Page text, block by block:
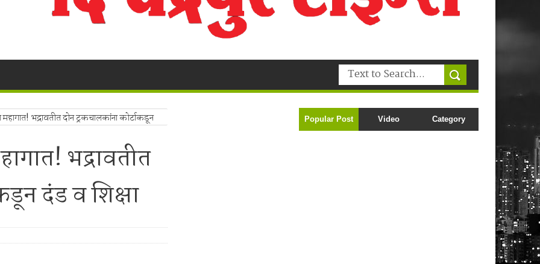
सौंदर्यीकरणाच्या कामावरून पुन्हा वाद
ग्रामीण कोट्यातून प्रवेश; सर्वोच्च न्यायालयाचा ऐतिहासिक निर्णय.
विदेशी दारू व स्विफ्ट कार जप्त, चालक पसार
प्रहार!
भद्रावती पोलिसांची धडक कारवाई
विक्रेत्याच्या घरावर मध्यरात्री धडक; १.१९३ किलो गांजा जप्त, आरोपीला
भद्रावतीत दोन ट्रकचालकांना कोर्टाकडून
भद्रावतीत
दंड व शिक्षा
Popular Post Video Category